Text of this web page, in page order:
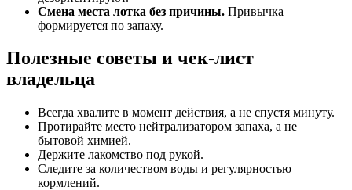
Смена места лотка без причины. Привычка
формируется по запаху.
Полезные советы и чек-лист
владельца
Всегда хвалите в момент действия, а не спустя минуту.
Протирайте место нейтрализатором запаха, а не
бытовой химией.
Держите лакомство под рукой.
Следите за количеством воды и регулярностью
кормлений.